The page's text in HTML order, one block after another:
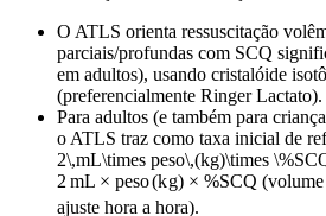
O ATLS orienta ressuscitação
parciais/profundas com SCQ
em adultos), usando cristalóide
(preferencialmente Ringer Lactato).
Para adultos (e também para
o ATLS traz como taxa inicial de
2\,mL\times peso\,(kg)\times
2 mL × peso(kg) × %SCQ
ajuste hora a hora).